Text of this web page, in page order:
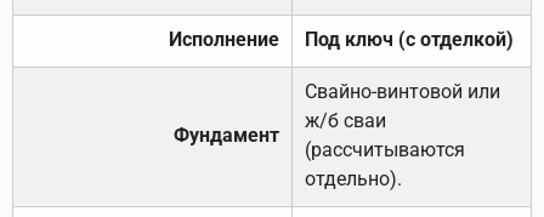
Исполнение Под ключ (с отделкой)
Фундамент
Свайно-винтовой или
ж/б сваи
(рассчитываются
отдельно).